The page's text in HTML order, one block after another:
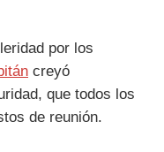
por los
creyó
que todos los
de reunión.